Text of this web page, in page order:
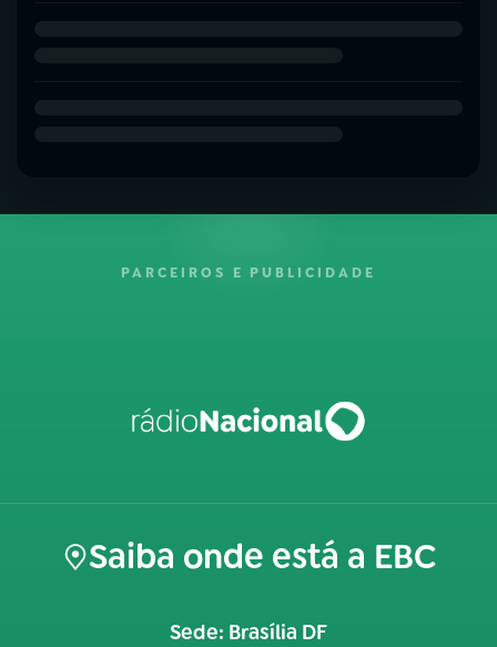
PARCEIROS E PUBLICIDADE
Saiba onde está a EBC
Sede: Brasília DF